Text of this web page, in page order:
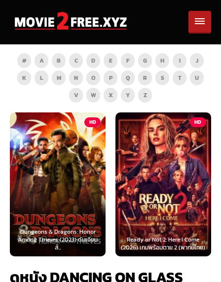
# A B C D E F G H I
J
K
L M N O P Q R S T
U
V
W X Y Z
HD
Dragons: Honor
(2023) ดันเจียน
HD
Ready or Not 2: Here I Come
(2026) เกมพร้อมตาย 2 (พากย์ไทย)
Now You See
(2025) อาช
ดูหนัง DANCING ON GLASS